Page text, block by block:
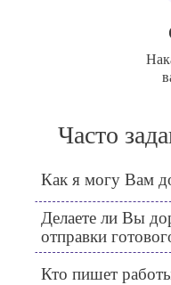
Часто
Как я могу Вам
Делаете ли Вы
отправки
Кто пишет